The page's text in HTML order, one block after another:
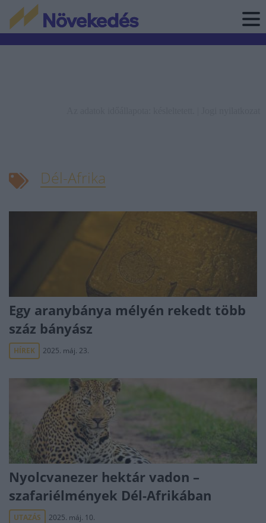
Dél-Afrika
Egy aranybánya mélyén rekedt több
száz bányász
HÍREK 2025. máj. 23.
Nyolcvanezer hektár vadon –
szafariélmények Dél-Afrikában
UTAZÁS 2025. máj. 10.